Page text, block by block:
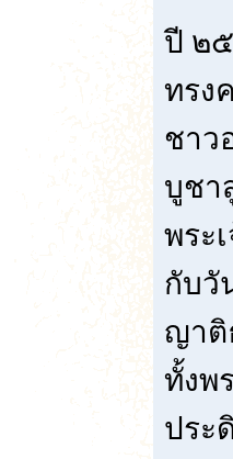
ปี ๒
ทรง
ชาว
บูชา
พระ
กับวั
ญาติ
ทั้งพ
ประ